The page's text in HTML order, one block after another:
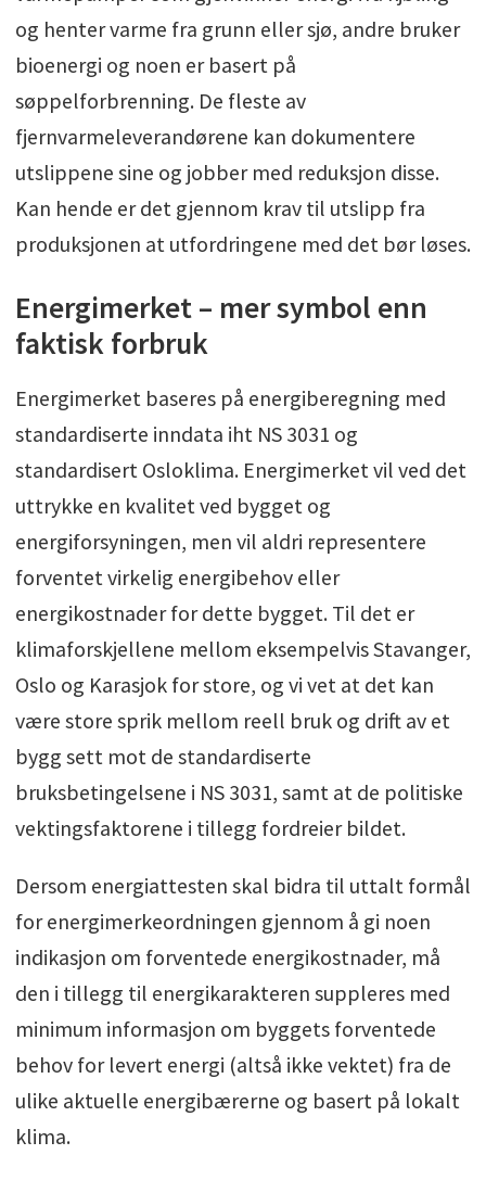
og henter varme fra grunn eller sjø, andre bruker
bioenergi og noen er basert på
søppelforbrenning. De fleste av
fjernvarmeleverandørene kan dokumentere
utslippene sine og jobber med reduksjon disse.
Kan hende er det gjennom krav til utslipp fra
produksjonen at utfordringene med det bør løses.
Energimerket – mer symbol enn
faktisk forbruk
Energimerket baseres på energiberegning med
standardiserte inndata iht NS 3031 og
standardisert Osloklima. Energimerket vil ved det
uttrykke en kvalitet ved bygget og
energiforsyningen, men vil aldri representere
forventet virkelig energibehov eller
energikostnader for dette bygget. Til det er
klimaforskjellene mellom eksempelvis Stavanger,
Oslo og Karasjok for store, og vi vet at det kan
være store sprik mellom reell bruk og drift av et
bygg sett mot de standardiserte
bruksbetingelsene i NS 3031, samt at de politiske
vektingsfaktorene i tillegg fordreier bildet.
Dersom energiattesten skal bidra til uttalt formål
for energimerkeordningen gjennom å gi noen
indikasjon om forventede energikostnader, må
den i tillegg til energikarakteren suppleres med
minimum informasjon om byggets forventede
behov for levert energi (altså ikke vektet) fra de
ulike aktuelle energibærerne og basert på lokalt
klima.